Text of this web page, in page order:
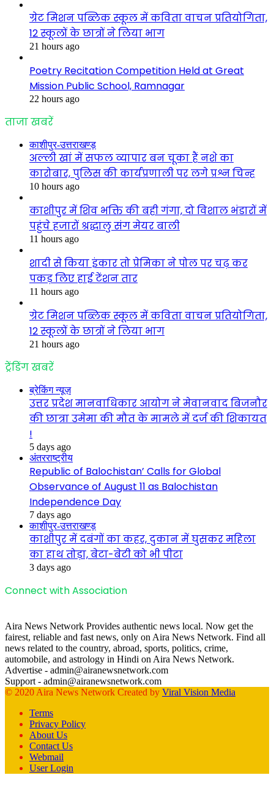
ग्रेट मिशन पब्लिक स्कूल में कविता वाचन प्रतियोगिता,
12 स्कूलों के छात्रों ने लिया भाग
21 hours ago
Poetry Recitation Competition Held at Great
Mission Public School, Ramnagar
22 hours ago
ताजा खबरें
काशीपुर-उत्तराखण्ड़
अल्ली खां में सफल व्यापार बन चूका हैं नशे का
कारोबार, पुलिस की कार्यप्रणाली पर लगे प्रश्न चिन्ह
10 hours ago
काशीपुर में शिव भक्ति की बही गंगा, दो विशाल भंडारों में
पहुंचे हजारों श्रद्धालु संग मेयर बाली
11 hours ago
शादी से किया इंकार तो प्रेमिका ने पोल पर चढ़ कर
पकड़ लिए हाई टेंशन तार
11 hours ago
ग्रेट मिशन पब्लिक स्कूल में कविता वाचन प्रतियोगिता,
12 स्कूलों के छात्रों ने लिया भाग
21 hours ago
ट्रेंडिंग खबरें
ब्रेकिंग न्यूज़
उत्तर प्रदेश मानवाधिकार आयोग ने मेवानवाद बिजनौर
की छात्रा उमेमा की मौत के मामले में दर्ज की शिकायत
!
5 days ago
अंतरराष्ट्रीय
Republic of Balochistan’ Calls for Global
Observance of August 11 as Balochistan
Independence Day
7 days ago
काशीपुर-उत्तराखण्ड़
काशीपुर में दबंगों का कहर, दुकान में घुसकर महिला
का हाथ तोड़ा, बेटा-बेटी को भी पीटा
3 days ago
Connect with Association
Aira News Network Provides authentic news local. Now get the
fairest, reliable and fast news, only on Aira News Network. Find all
news related to the country, abroad, sports, politics, crime,
automobile, and astrology in Hindi on Aira News Network.
Advertise - admin@airanewsnetwork.com
Support - admin@airanewsnetwork.com
© 2020 Aira News Network Created by Viral Vision Media
Terms
Privacy Policy
About Us
Contact Us
Webmail
User Login